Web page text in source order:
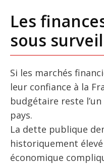
Les
sous
Si les marchés
leur confiance à la
budgétaire reste
pays.
La dette publique
historiquement
économique